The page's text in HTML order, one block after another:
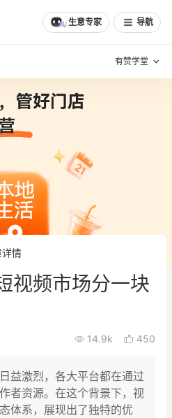
生意专家 导航
有赞学堂
增长方法
有赞专家说
新零售最佳实践
情
视频市场分一块
14.9k 450
益激烈，各大平台都在通过
者资源。在这个背景下，视
体系，展现出了独特的优